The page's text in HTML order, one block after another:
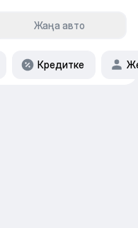
Жаңа авто
Кредитке